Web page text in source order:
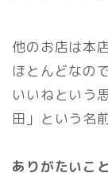
他のお店は本
ほとんどなの
いいねという
田」という名
ありがたいこ